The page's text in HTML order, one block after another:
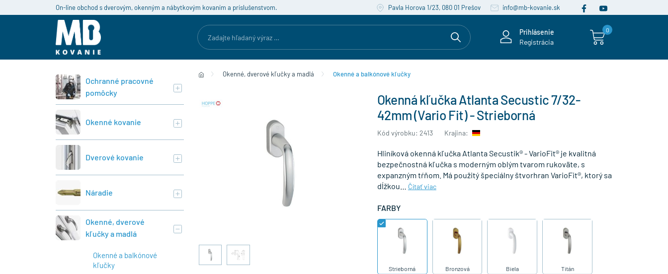
On-line obchod s dverovým, okenným a nábytkovým kovaním a príslušenstvom. Pavla Horova 1/23, 080 01 Prešov info@mb-kovanie.sk
Prihlásenie
Registrácia
0
Okenné, dverové kľučky a madlá Okenné a balkónové kľučky
Okenná kľučka Atlanta Secustic 7/32-
42mm (Vario Fit) - Strieborná
Kód výrobku: 2413 Krajina:
Hliníková okenná kľučka Atlanta Secustik® - VarioFit® je kvalitná
bezpečnostná kľučka s moderným oblým tvarom rukoväte, s
expanzným tŕňom. Má použitý špeciálny štvorhran VarioFit®, ktorý sa
dĺžkou…
Čítať viac
FARBY
Strieborná Bronzová Biela Titán
Ochranné pracovné
pomôcky
Okenné kovanie
Dverové kovanie
Náradie
Okenné, dverové
kľučky a madlá
Okenné a balkónové
kľučky